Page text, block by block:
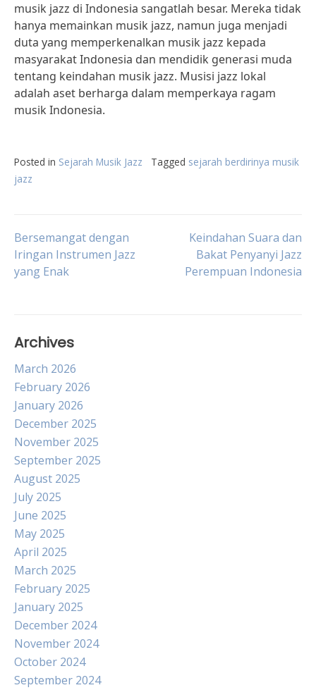
musik jazz di Indonesia sangatlah besar. Mereka tidak
hanya memainkan musik jazz, namun juga menjadi
duta yang memperkenalkan musik jazz kepada
masyarakat Indonesia dan mendidik generasi muda
tentang keindahan musik jazz. Musisi jazz lokal
adalah aset berharga dalam memperkaya ragam
musik Indonesia.
Posted in Sejarah Musik Jazz Tagged sejarah berdirinya musik
jazz
Post
navigation
Bersemangat dengan
Iringan Instrumen Jazz
yang Enak
Keindahan Suara dan
Bakat Penyanyi Jazz
Perempuan Indonesia
Archives
March 2026
February 2026
January 2026
December 2025
November 2025
September 2025
August 2025
July 2025
June 2025
May 2025
April 2025
March 2025
February 2025
January 2025
December 2024
November 2024
October 2024
September 2024